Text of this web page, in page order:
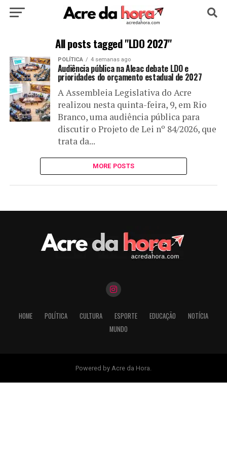
HOME POLÍTICA CULTURA ESPORTE
EDUCAÇÃO NOTÍCIA MUNDO
All posts tagged "LDO 2027"
POLÍTICA 4 semanas ago
Audiência pública na Aleac debate LDO e
prioridades do orçamento estadual de 2027
A Assembleia Legislativa do Acre
realizou nesta quinta-feira, 9, em Rio
Branco, uma audiência pública para
discutir o Projeto de Lei nº 84/2026, que
trata da...
MORE POSTS
HOME POLÍTICA CULTURA ESPORTE EDUCAÇÃO
NOTÍCIA
MUNDO
Powered by Acre da Hora.